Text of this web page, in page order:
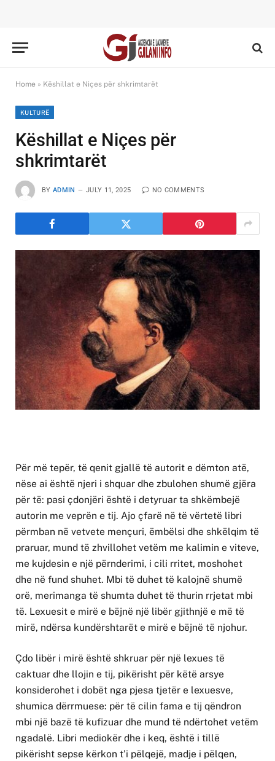
Home » Këshillat e Niçes për shkrimtarët
KULTURË
Këshillat e Niçes për
shkrimtarët
BY ADMIN JULY 11, 2025 NO COMMENTS
Për më tepër, të qenit gjallë të autorit e dëmton atë,
nëse ai është njeri i shquar dhe zbulohen shumë gjëra
për të: pasi çdonjëri është i detyruar ta shkëmbejë
autorin me veprën e tij. Ajo çfarë në të vërtetë libri
përmban në vetvete mençuri, ëmbëlsi dhe shkëlqim të
praruar, mund të zhvillohet vetëm me kalimin e viteve,
me kujdesin e një përnderimi, i cili rritet, moshohet
dhe në fund shuhet. Mbi të duhet të kalojnë shumë
orë, merimanga të shumta duhet të thurin rrjetat mbi
të. Lexuesit e mirë e bëjnë një libër gjithnjë e më të
mirë, ndërsa kundërshtarët e mirë e bëjnë të njohur.
Çdo libër i mirë është shkruar për një lexues të
caktuar dhe llojin e tij, pikërisht për këtë arsye
konsiderohet i dobët nga pjesa tjetër e lexuesve,
shumica dërrmuese: për të cilin fama e tij qëndron
mbi një bazë të kufizuar dhe mund të ndërtohet vetëm
ngadalë. Libri mediokër dhe i keq, është i tillë
pikërisht sepse kërkon t’i pëlqejë, madje i pëlqen,